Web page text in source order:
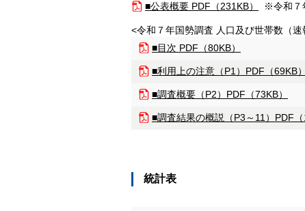
■公表概要 PDF（231KB） ※令和７
<令和７年国勢調査 人口及び世帯数（速
■目次 PDF（80KB）
■利用上の注意（P1）PDF（69KB）
■調査概要（P2）PDF（73KB）
■調査結果の概説（P3～11）PDF（
統計表